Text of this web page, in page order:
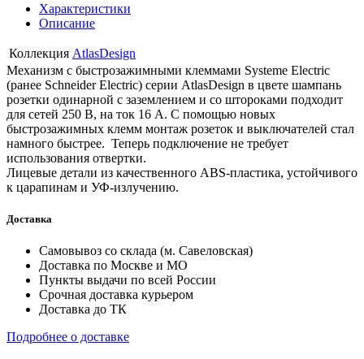
Характеристики
Описание
Коллекция AtlasDesign
Механизм с быстрозажимными клеммами Systeme Electric
(ранее Schneider Electric) серии AtlasDesign в цвете шампань
розетки одинарной с заземлением и со штороками подходит
для сетей 250 В, на ток 16 А. С помощью новых
быстрозажимных клемм монтаж розеток и выключателей стал
намного быстрее. Теперь подключение не требует
использования отвертки.
Лицевые детали из качественного ABS-пластика, устойчивого
к царапинам и УФ-излучению.
Доставка
Самовывоз со склада (м. Савеловская)
Доставка по Москве и МО
Пункты выдачи по всей России
Срочная доставка курьером
Доставка до ТК
Подробнее о доставке